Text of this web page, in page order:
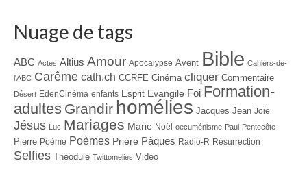
Nuage de tags
ABC Actes Altius Amour Apocalypse Avent Bible Cahiers-de-
l'ABC Carême cath.ch CCRFE Cinéma cliquer Commentaire
Désert EdenCinéma enfants Esprit Evangile Foi Formation-
adultes Grandir homélies Jacques Jean Joie
Jésus Luc Mariages Marie Noël oecuménisme Paul Pentecôte
Pierre Poème Poèmes Prière Pâques Radio-R Résurrection
Selfies Théodule Twittomelies Vidéo